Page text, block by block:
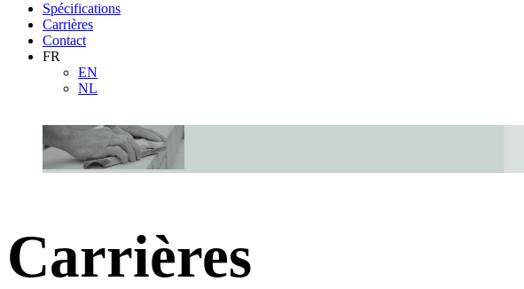
Spécifications
Carrières
Contact
FR
EN
NL
Carrières